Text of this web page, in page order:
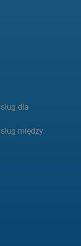
dla
między